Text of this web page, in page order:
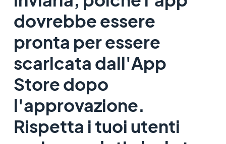
dovrebbe essere
pronta per essere
scaricata dall'App
Store dopo
l'approvazione.
Rispetta i tuoi utenti